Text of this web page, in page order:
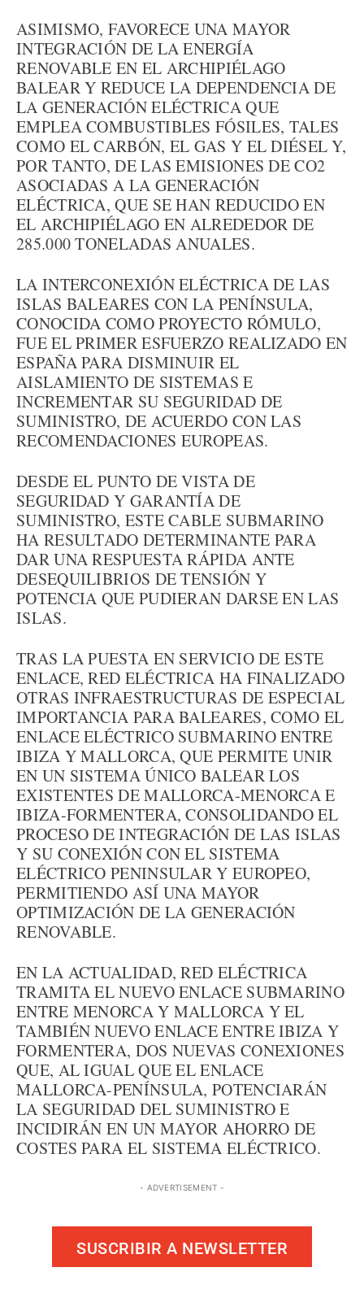
ASIMISMO, FAVORECE UNA MAYOR
INTEGRACIÓN DE LA ENERGÍA
RENOVABLE EN EL ARCHIPIÉLAGO
BALEAR Y REDUCE LA DEPENDENCIA DE
LA GENERACIÓN ELÉCTRICA QUE
EMPLEA COMBUSTIBLES FÓSILES, TALES
COMO EL CARBÓN, EL GAS Y EL DIÉSEL Y,
POR TANTO, DE LAS EMISIONES DE CO2
ASOCIADAS A LA GENERACIÓN
ELÉCTRICA, QUE SE HAN REDUCIDO EN
EL ARCHIPIÉLAGO EN ALREDEDOR DE
285.000 TONELADAS ANUALES.
LA INTERCONEXIÓN ELÉCTRICA DE LAS
ISLAS BALEARES CON LA PENÍNSULA,
CONOCIDA COMO PROYECTO RÓMULO,
FUE EL PRIMER ESFUERZO REALIZADO EN
ESPAÑA PARA DISMINUIR EL
AISLAMIENTO DE SISTEMAS E
INCREMENTAR SU SEGURIDAD DE
SUMINISTRO, DE ACUERDO CON LAS
RECOMENDACIONES EUROPEAS.
DESDE EL PUNTO DE VISTA DE
SEGURIDAD Y GARANTÍA DE
SUMINISTRO, ESTE CABLE SUBMARINO
HA RESULTADO DETERMINANTE PARA
DAR UNA RESPUESTA RÁPIDA ANTE
DESEQUILIBRIOS DE TENSIÓN Y
POTENCIA QUE PUDIERAN DARSE EN LAS
ISLAS.
TRAS LA PUESTA EN SERVICIO DE ESTE
ENLACE, RED ELÉCTRICA HA FINALIZADO
OTRAS INFRAESTRUCTURAS DE ESPECIAL
IMPORTANCIA PARA BALEARES, COMO EL
ENLACE ELÉCTRICO SUBMARINO ENTRE
IBIZA Y MALLORCA, QUE PERMITE UNIR
EN UN SISTEMA ÚNICO BALEAR LOS
EXISTENTES DE MALLORCA-MENORCA E
IBIZA-FORMENTERA, CONSOLIDANDO EL
PROCESO DE INTEGRACIÓN DE LAS ISLAS
Y SU CONEXIÓN CON EL SISTEMA
ELÉCTRICO PENINSULAR Y EUROPEO,
PERMITIENDO ASÍ UNA MAYOR
OPTIMIZACIÓN DE LA GENERACIÓN
RENOVABLE.
EN LA ACTUALIDAD, RED ELÉCTRICA
TRAMITA EL NUEVO ENLACE SUBMARINO
ENTRE MENORCA Y MALLORCA Y EL
TAMBIÉN NUEVO ENLACE ENTRE IBIZA Y
FORMENTERA, DOS NUEVAS CONEXIONES
QUE, AL IGUAL QUE EL ENLACE
MALLORCA-PENÍNSULA, POTENCIARÁN
LA SEGURIDAD DEL SUMINISTRO E
INCIDIRÁN EN UN MAYOR AHORRO DE
COSTES PARA EL SISTEMA ELÉCTRICO.
- ADVERTISEMENT -
SUSCRIBIR A NEWSLETTER